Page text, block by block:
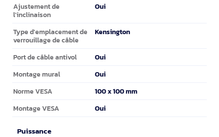
Ajustement de
l'inclinaison
Oui
Type d'emplacement de
verrouillage de câble
Kensington
Port de câble antivol Oui
Montage mural Oui
Norme VESA 100 x 100 mm
Montage VESA Oui
Puissance